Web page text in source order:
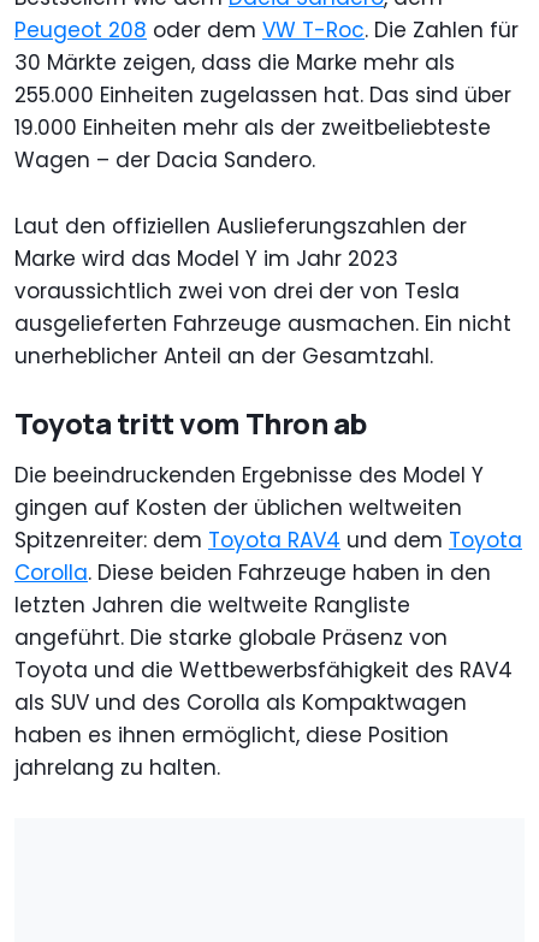
Peugeot 208 oder dem VW T-Roc. Die Zahlen für
30 Märkte zeigen, dass die Marke mehr als
255.000 Einheiten zugelassen hat. Das sind über
19.000 Einheiten mehr als der zweitbeliebteste
Wagen – der Dacia Sandero.
Laut den offiziellen Auslieferungszahlen der
Marke wird das Model Y im Jahr 2023
voraussichtlich zwei von drei der von Tesla
ausgelieferten Fahrzeuge ausmachen. Ein nicht
unerheblicher Anteil an der Gesamtzahl.
Toyota tritt vom Thron ab
Die beeindruckenden Ergebnisse des Model Y
gingen auf Kosten der üblichen weltweiten
Spitzenreiter: dem Toyota RAV4 und dem Toyota
Corolla. Diese beiden Fahrzeuge haben in den
letzten Jahren die weltweite Rangliste
angeführt. Die starke globale Präsenz von
Toyota und die Wettbewerbsfähigkeit des RAV4
als SUV und des Corolla als Kompaktwagen
haben es ihnen ermöglicht, diese Position
jahrelang zu halten.